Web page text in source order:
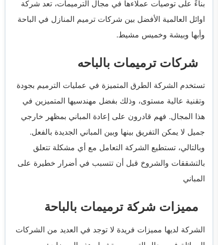
بناءً على توصيات عملاءها في مجال الترميمات، تعد شركة
اوائل العالمية الأفضل بين شركات ترميم المنازل في الباحة
وأبها وبيشة وخميس مشيط.
شركات ترميمات بالباحه
تستخدم الشركة الطرق المتميزة في عمليات الترميم بجودة
وتقنية عالية مستوى، وذلك بفضل مهندسيها المتميزين في
هذا المجال. فهم قادرون على إعادة المباني بمظهر خارجي
جميل لا يمكن التفريق بينها وبين المباني الجديدة بالفعل.
وبالتالي، تستطيع الشركة التعامل مع أي مشكلة تتعلق
بالتشققات والشروخ قبل أن تتسبب في أضرار خطيرة على
المباني
مميزات شركة ترميمات بالباحة
الشركة لديها مميزات فريدة لا توجد في العديد من الشركات